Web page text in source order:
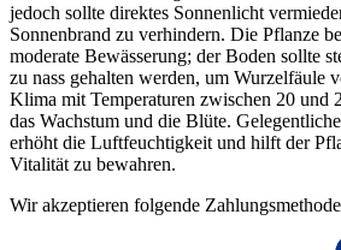
jedoch sollte direktes Sonnenlicht
Sonnenbrand zu verhindern. Die Pflanze
moderate Bewässerung; der Boden sollte
zu nass gehalten werden, um Wurzelfäule
Klima mit Temperaturen zwischen 20 und
das Wachstum und die Blüte.
erhöht die Luftfeuchtigkeit und hilft der
Vitalität zu bewahren.
Wir akzeptieren folgende